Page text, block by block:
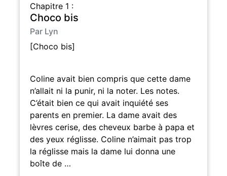
Chapitre 1 :
Choco bis
Par Lyn
[Choco bis]
Coline avait bien compris que cette dame
n’allait ni la punir, ni la noter. Les notes.
C’était bien ce qui avait inquiété ses
parents en premier. La dame avait des
lèvres cerise, des cheveux barbe à papa et
des yeux réglisse. Coline n’aimait pas trop
la réglisse mais la dame lui donna une
boîte de …